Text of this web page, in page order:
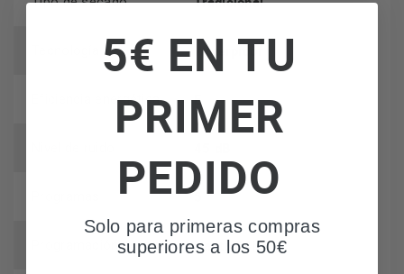
Waterproof
Eficiencia energética E
5
Programación horaria Hasta 24h
5€ EN TU
PRIMER
PEDIDO
Solo para primeras compras
superiores a los 50€